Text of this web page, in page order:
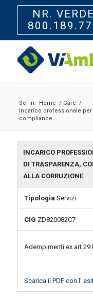
NR. VERDE
Sei in: Home / Gare /
Incarico professionale
compliance...
INCARICO
DI TRASPARENZA,
ALLA CORRUZIONE
Tipologia Servizi
CIG ZD820082C7
Adempimenti ex art.29
Scarica il PDF con l’